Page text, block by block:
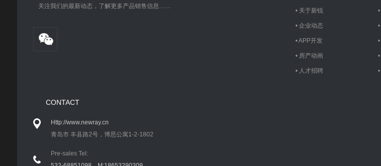
关注我们的最新动态，了解更多产品销售信息……
• 关于新锐 •
•企业动态 •
•APP开发 •
• 房产动画 •
• 人才招聘 •
CONTACT
Http://www.newray.cn
青岛市 丰县路2号，博思公寓1-2-1802
Pre-sales Tel: